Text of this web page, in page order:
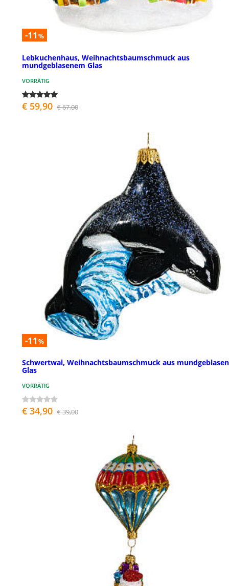
-11 %
Lebkuchenhaus, Weihnachtsbaumschmuck aus
mundgeblasenem Glas
VORRÄTIG
€ 59,90 € 67,00
-11 %
Schwertwal, Weihnachtsbaumschmuck aus
Glas
VORRÄTIG
€ 34,90 € 39,00